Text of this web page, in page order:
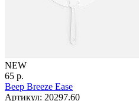
NEW
65 р.
Веер Breeze Ease
Артикул: 20297.60